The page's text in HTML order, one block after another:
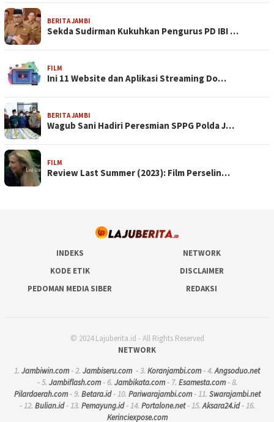
BERITA JAMBI
Sekda Sudirman Kukuhkan Pengurus PD IBI …
FILM
Ini 11 Website dan Aplikasi Streaming Do…
BERITA JAMBI
Wagub Sani Hadiri Peresmian SPPG Polda J…
FILM
Review Last Summer (2023): Film Perselin…
INDEKS
NETWORK
KODE ETIK
DISCLAIMER
PEDOMAN MEDIA SIBER
REDAKSI
© 2024 Lajuberita.id - All Rights Reserved
NETWORK
1. Jambiwin.com- 2. Jambiseru.com- 3. Koranjambi.com- 4.Angsoduo.net
- 5. Jambiflash.com- 6. Jambikata.com- 7. Esamesta.com- 8.
Pilardaerah.com- 9. Betara.id- 10. Pariwarajambi.com- 11. Swarajambi.net
- 12. Bulian.id- 13. Pemayung.id- 14. Portalone.net- 15.Aksara24.id- 16.
Kerinciexpose.com